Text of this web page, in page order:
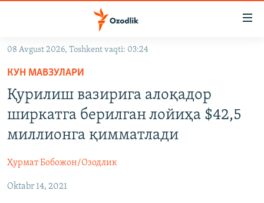
Асосий
навигацияга
ўтинг
Қидиришга
ўтинг
OZODARXIV
На русском
ИЖТИМОИЙ ТАРМОҚЛАР
08 Avgust 2026, Toshkent vaqti: 03:24
КУН МАВЗУЛАРИ
Қурилиш вазирига алоқадор
ширкатга берилган лойиҳа $42,5
миллионга қимматлади
Ҳурмат Бобожон/Озодлик
Oktabr 14, 2021